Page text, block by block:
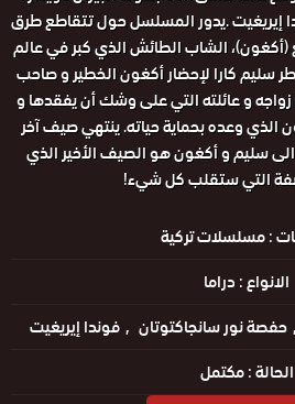
إيريغيت .يدور المسلسل حول تتقاطع طرق
(أكغون)، الشاب الطائش الذي كبر في عالم
سليم كارا لإحضار أكغون الخطير و صاحب
و عائلته التي على وشك أن يفقدها و
وعده بحماية حياته. ينتهي صيف آخر
سليم و أكغون هو الصيف الأخير الذي
التي ستقلب كل شيء!
:مسلسلات تركية
الانواع :دراما
حفصة نور سانجاكتوتان
فوندا إيريغيت
الحالة :مكتمل